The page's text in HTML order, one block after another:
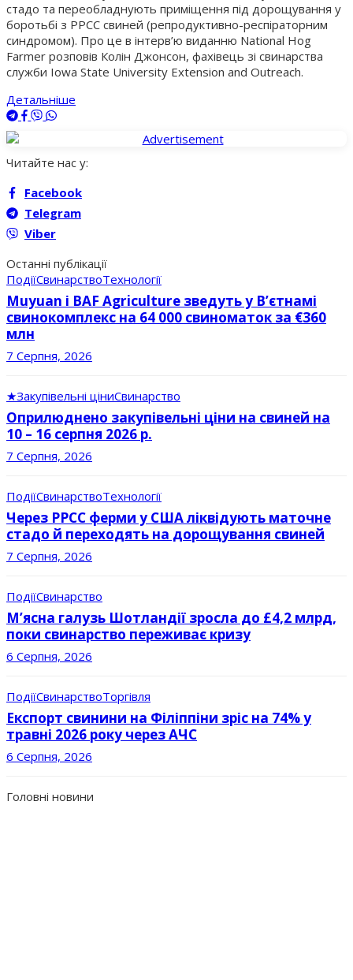
стадо та переобладнують приміщення під дорощування у
боротьбі з РРСС свиней (репродуктивно-респіраторним
синдромом). Про це в інтерв’ю виданню National Hog
Farmer розповів Колін Джонсон, фахівець зі свинарства
служби Iowa State University Extension and Outreach.
Детальніше
Читайте нас у:
Facebook
Telegram
Viber
Останні публікації
ПодіїСвинарствоТехнології
Muyuan і BAF Agriculture зведуть у В’єтнамі
свинокомплекс на 64 000 свиноматок за €360
млн
7 Серпня, 2026
★Закупівельні ціниСвинарство
Оприлюднено закупівельні ціни на свиней на
10 – 16 серпня 2026 р.
7 Серпня, 2026
ПодіїСвинарствоТехнології
Через РРСС ферми у США ліквідують маточне
стадо й переходять на дорощування свиней
7 Серпня, 2026
ПодіїСвинарство
М’ясна галузь Шотландії зросла до £4,2 млрд,
поки свинарство переживає кризу
6 Серпня, 2026
ПодіїСвинарствоТоргівля
Експорт свинини на Філіппіни зріс на 74% у
травні 2026 року через АЧС
6 Серпня, 2026
Головні новини